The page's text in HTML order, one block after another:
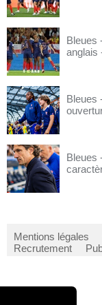
Bleues
anglais
Bleues
Bleues
Mentions légales
Recrutement